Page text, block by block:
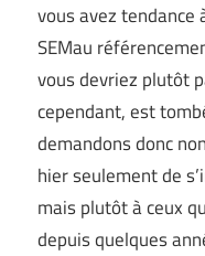
vous avez
SEMau
vous devriez plutôt
cependant, est
demandons donc
hier seulement de
mais plutôt à ceux
depuis quelques